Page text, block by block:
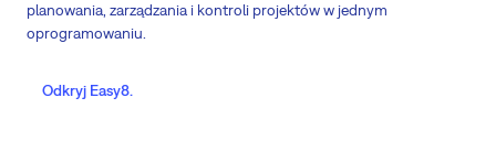
planowania, zarządzania i kontroli projektów w jednym
oprogramowaniu.
Odkryj Easy8.